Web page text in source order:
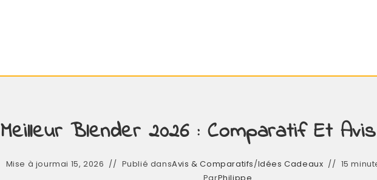
Meilleur Blender 2026 : Comparatif Et
Mise à jourmai 15, 2026 Publié dansAvis & Comparatifs/Idées Cadeaux
15